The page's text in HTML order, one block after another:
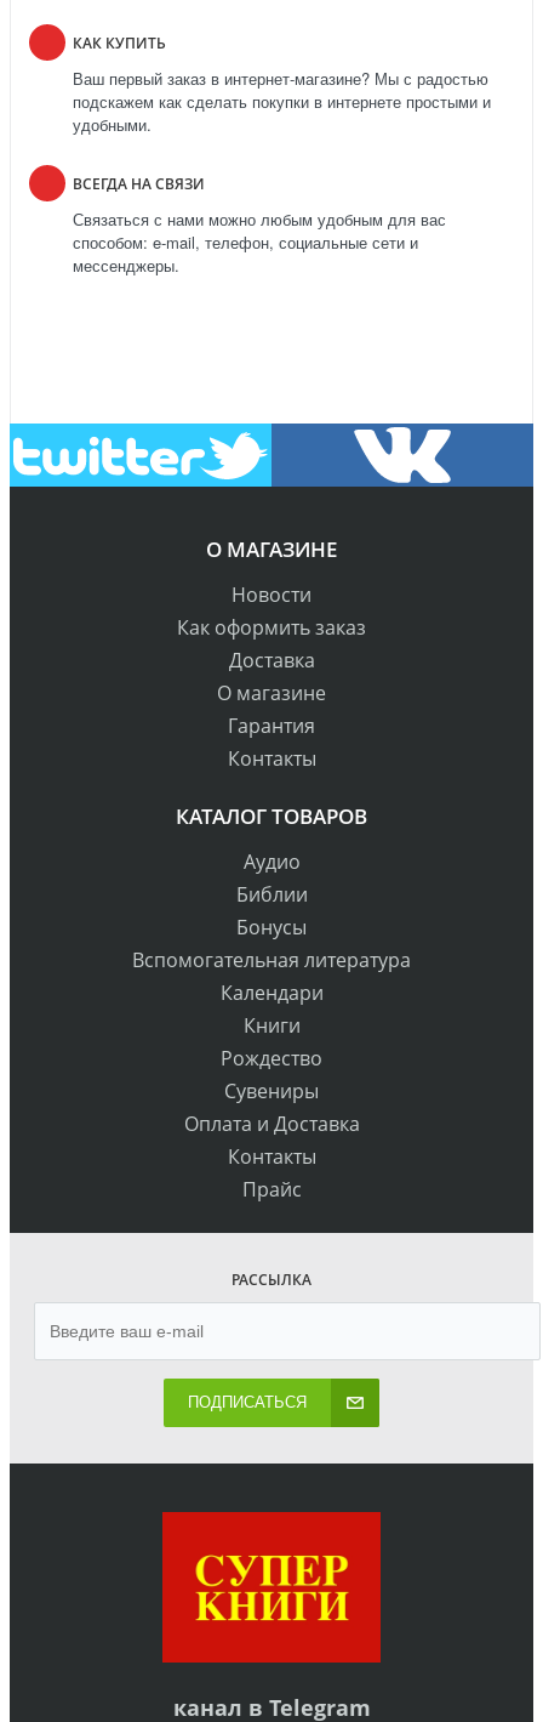
КАК КУПИТЬ
Ваш первый заказ в интернет-магазине? Мы с радостью
подскажем как сделать покупки в интернете простыми и
удобными.
ВСЕГДА НА СВЯЗИ
Связаться с нами можно любым удобным для вас
способом: e-mail, телефон, социальные сети и
мессенджеры.
О МАГАЗИНЕ
Новости
Как оформить заказ
Доставка
О магазине
Гарантия
Контакты
КАТАЛОГ ТОВАРОВ
Аудио
Библии
Бонусы
Вспомогательная литература
Календари
Книги
Рождество
Сувениры
Оплата и Доставка
Контакты
Прайс
РАССЫЛКА
ПОДПИСАТЬСЯ
канал в Telegram